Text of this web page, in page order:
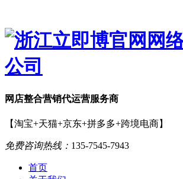
网店整合营销代运营服务商
【淘宝+天猫+京东+拼多多+跨境电商】
免费咨询热线： 135-7545-7943
首页